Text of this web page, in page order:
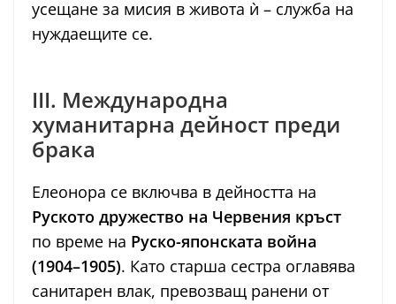
усещане за мисия в живота ѝ – служба на
нуждаещите се.
III. Международна
хуманитарна дейност преди
брака
Елеонора се включва в дейността на
Руското дружество на Червения кръст
по време на Руско-японската война
(1904–1905). Като старша сестра оглавява
санитарен влак, превозващ ранени от